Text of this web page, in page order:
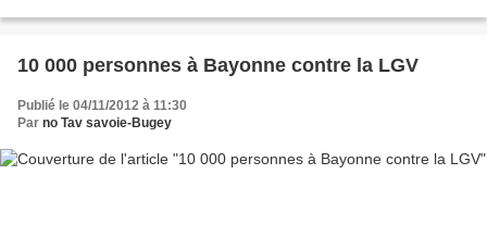
10 000 personnes à Bayonne contre la LGV
Publié le 04/11/2012 à 11:30
Par no Tav savoie-Bugey